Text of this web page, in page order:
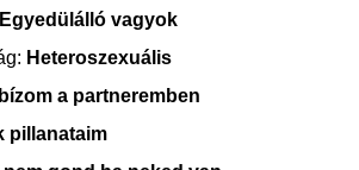
Egyedülálló vagyok
Heteroszexuális
a partneremben
pillanataim